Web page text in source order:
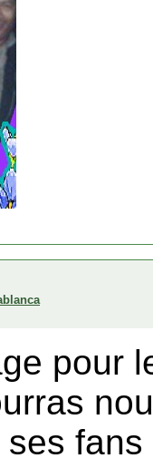
pour